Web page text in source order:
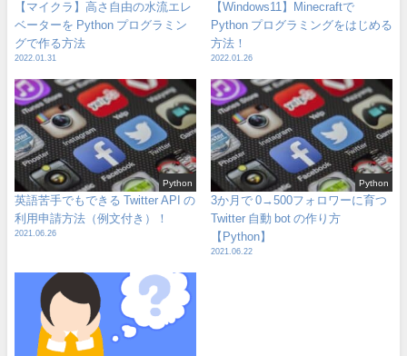
【マイクラ】高さ自由の水流エレ
ベーターを Python プログラミン
グで作る方法
2022.01.31
【Windows11】Minecraftで
Python プログラミングをはじめる
方法！
2022.01.26
Python
英語苦手でもできる Twitter API の
利用申請方法（例文付き）！
2021.06.26
Python
3か月で 0→500フォロワーに育つ
Twitter 自動 bot の作り方
【Python】
2021.06.22